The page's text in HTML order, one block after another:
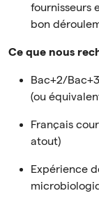
fournisseurs
bon
Ce que nous
Bac+2/
(ou
Français
atout)
Expérience